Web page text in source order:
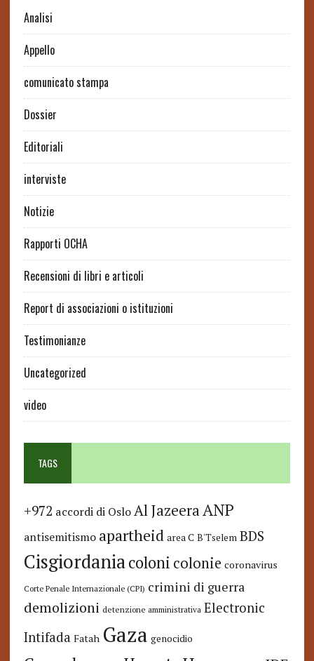
Analisi
Appello
comunicato stampa
Dossier
Editoriali
interviste
Notizie
Rapporti OCHA
Recensioni di libri e articoli
Report di associazioni o istituzioni
Testimonianze
Uncategorized
video
TAGS
+972 accordi di Oslo Al JazeeraANP
antisemitismo apartheid area C B'Tselem BDS
Cisgiordaniacoloni colonie coronavirus
Corte Penale Internazionale (CPI) crimini di guerra
demolizioni detenzione amministrativa Electronic
Intifada Fatah Gaza genocidio